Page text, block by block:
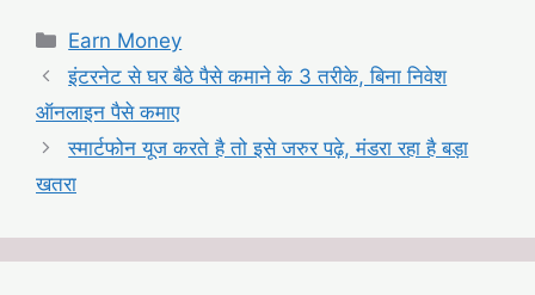
Categories
Earn Money
इंटरनेट से घर बैठे पैसे कमाने के 3 तरीके, बिना निवेश
ऑनलाइन पैसे कमाए
स्मार्टफोन यूज करते है तो इसे जरुर पढ़े, मंडरा रहा है बड़ा
खतरा